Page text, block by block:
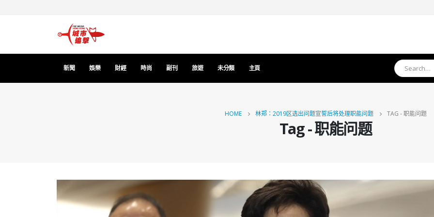
新聞 娛樂 財經 時尚 副刊 旅遊 未分類 主頁
HOME 林郑：2019区选出问题宣誓后将处理职能问题 TAG -职能问题
Tag - 职能问题